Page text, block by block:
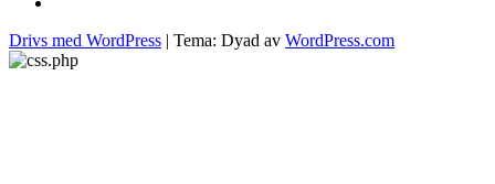
Drivs med WordPress | Tema: Dyad av WordPress.com